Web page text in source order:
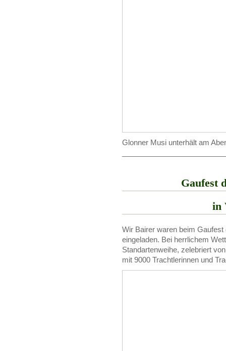
Glonner Musi unterhält am
Gaufest
in
Wir Bairer waren beim
eingeladen. Bei herrlichem
Standartenweihe, zelebriert
mit 9000 Trachtlerinnen und